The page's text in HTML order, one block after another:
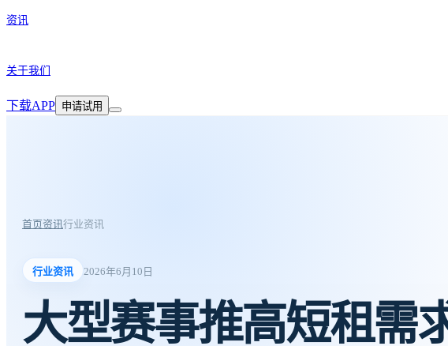
资讯
关于我们
下载APP 申请试用
首页资讯行业资讯
行业资讯 2026年6月10日
大型赛事推高短租需